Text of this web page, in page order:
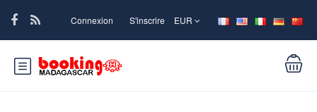
Connexion S'inscrire EUR